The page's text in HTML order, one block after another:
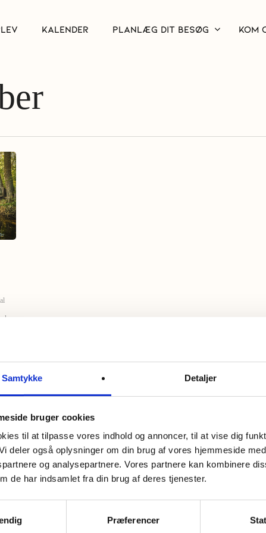
Samtykke Detaljer
bruger cookies
til at tilpasse vores indhold og annoncer, til at vise dig
deler også oplysninger om din brug af vores hjemmeside
og analysepartnere. Vores partnere kan kombinere
de har indsamlet fra din brug af deres tjenester.
Præferencer
KALENDER PLANLÆG DIT BESØG KOM
og hold dig opdateret
Kloster & Møllegård.
OPLEV